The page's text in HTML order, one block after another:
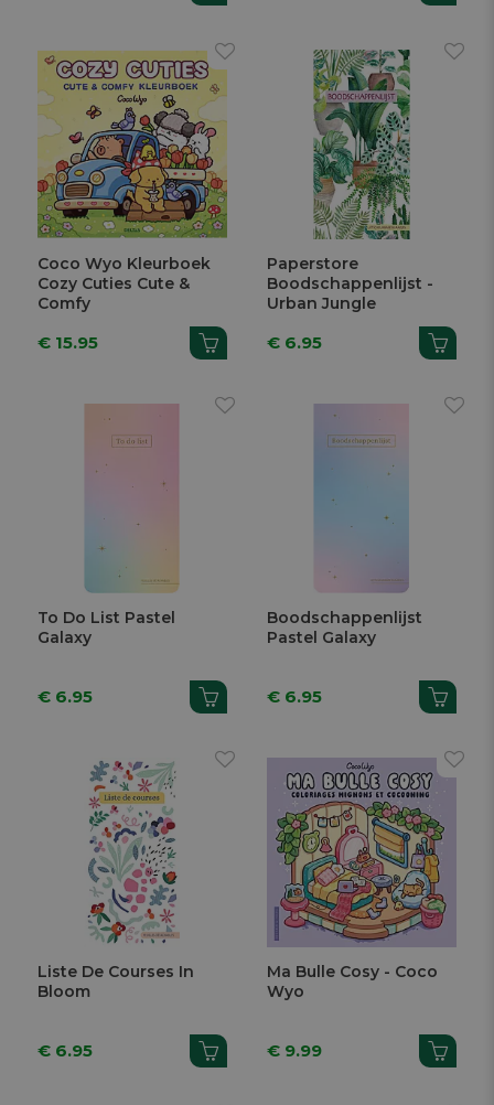
Coco Wyo Kleurboek
Cozy Cuties Cute &
Comfy
€ 15.95
Paperstore
Boodschappenlijst -
Urban Jungle
€ 6.95
To Do List Pastel
Galaxy
€ 6.95
Boodschappenlijst
Pastel Galaxy
€ 6.95
Liste De Courses In
Bloom
€ 6.95
Ma Bulle Cosy - Coco
Wyo
€ 9.99